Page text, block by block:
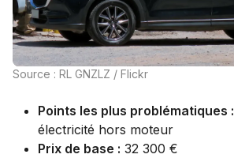
Source : RL GNZLZ / Flickr
Points les plus problématiques :
électricité hors moteur
Prix de base : 32 300 €